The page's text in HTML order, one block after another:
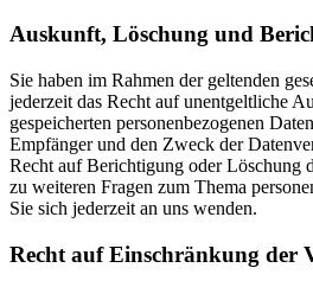
Auskunft, Löschung und
Sie haben im Rahmen der geltenden
jederzeit das Recht auf unentgeltliche
gespeicherten personenbezogenen
Empfänger und den Zweck der
Recht auf Berichtigung oder Löschung
zu weiteren Fragen zum Thema
Sie sich jederzeit an uns wenden.
Recht auf Einschränkung der